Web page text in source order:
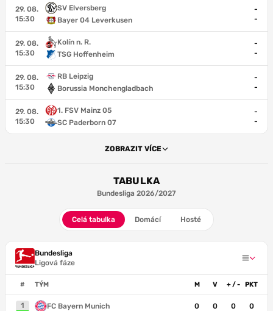
29. 08.
15:30
SV Elversberg
Bayer 04 Leverkusen
-
-
29. 08.
15:30
Kolín n. R.
TSG Hoffenheim
-
-
29. 08.
15:30
RB Leipzig
Borussia Monchengladbach
-
-
29. 08.
15:30
1. FSV Mainz 05
SC Paderborn 07
-
-
ZOBRAZIT VÍCE
TABULKA
Bundesliga 2026/2027
Celá tabulka Domácí Hosté
Bundesliga
Ligová fáze
# TÝM M V + / - PKT
1 FC Bayern Munich 0 0 0 0